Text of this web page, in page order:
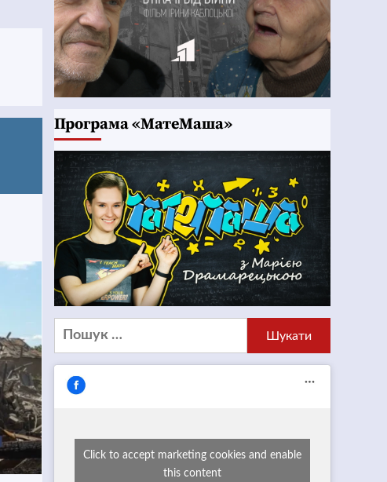
Програма «МатеМаша»
Пошук:
Click to accept marketing cookies and enable
this content